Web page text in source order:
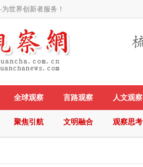
世界创新者服务！
全球观察 言路观察 人文观察
聚焦引航 文明融合 观察思考